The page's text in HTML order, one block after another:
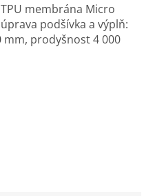
membrána Micro
podšívka a výplň:
mm, prodyšnost 4 000